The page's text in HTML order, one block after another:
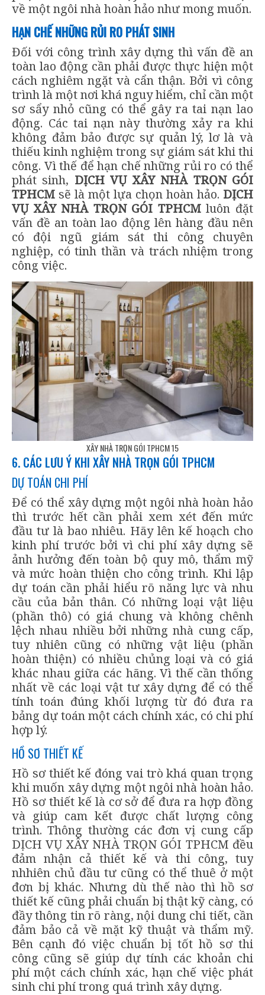
về một ngôi nhà hoàn hảo như mong muốn.
HẠN CHẾ NHỮNG RỦI RO PHÁT SINH
Đối với công trình xây dựng thì vấn đề an
toàn lao động cần phải được thực hiện một
cách nghiêm ngặt và cẩn thận. Bởi vì công
trình là một nơi khá nguy hiểm, chỉ cần một
sơ sẩy nhỏ cũng có thể gây ra tai nạn lao
động. Các tai nạn này thường xảy ra khi
không đảm bảo được sự quản lý, lơ là và
thiếu kinh nghiệm trong sự giám sát khi thi
công. Vì thế để hạn chế những rủi ro có thể
phát sinh, DỊCH VỤ XÂY NHÀ TRỌN GÓI
TPHCM sẽ là một lựa chọn hoàn hảo. DỊCH
VỤ XÂY NHÀ TRỌN GÓI TPHCMluôn đặt
vấn đề an toàn lao động lên hàng đầu nên
có đội ngũ giám sát thi công chuyên
nghiệp, có tinh thần và trách nhiệm trong
công việc.
XÂY NHÀ TRỌN GÓI TPHCM 15
6. CÁC LƯU Ý KHI XÂY NHÀ TRỌN GÓI TPHCM
DỰ TOÁN CHI PHÍ
Để có thể xây dựng một ngôi nhà hoàn hảo
thì trước hết cần phải xem xét đến mức
đầu tư là bao nhiêu. Hãy lên kế hoạch cho
kinh phí trước bởi vì chi phí xây dựng sẽ
ảnh hưởng đến toàn bộ quy mô, thẩm mỹ
và mức hoàn thiện cho công trình. Khi lập
dự toán cần phải hiểu rõ năng lực và nhu
cầu của bản thân. Có những loại vật liệu
(phần thô) có giá chung và không chênh
lệch nhau nhiều bởi những nhà cung cấp,
tuy nhiên cũng có những vật liệu (phần
hoàn thiện) có nhiều chủng loại và có giá
khác nhau giữa các hãng. Vì thế cần thống
nhất về các loại vật tư xây dựng để có thể
tính toán đúng khối lượng từ đó đưa ra
bảng dự toán một cách chính xác, có chi phí
hợp lý.
HỒ SƠ THIẾT KẾ
Hồ sơ thiết kế đóng vai trò khá quan trọng
khi muốn xây dựng một ngôi nhà hoàn hảo.
Hồ sơ thiết kế là cơ sở để đưa ra hợp đồng
và giúp cam kết được chất lượng công
trình. Thông thường các đơn vị cung cấp
DỊCH VỤ XÂY NHÀ TRỌN GÓI TPHCM đều
đảm nhận cả thiết kế và thi công, tuy
nhhiên chủ đầu tư cũng có thể thuê ở một
đơn bị khác. Nhưng dù thế nào thì hồ sơ
thiết kế cũng phải chuẩn bị thật kỹ càng, có
đầy thông tin rõ ràng, nội dung chi tiết, cần
đảm bảo cả về mặt kỹ thuật và thẩm mỹ.
Bên cạnh đó việc chuẩn bị tốt hồ sơ thi
công cũng sẽ giúp dự tính các khoản chi
phí một cách chính xác, hạn chế việc phát
sinh chi phí trong quá trình xây dựng.